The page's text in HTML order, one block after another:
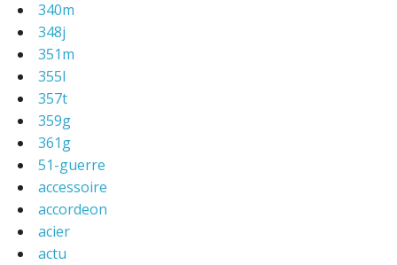
340m
348j
351m
355l
357t
359g
361g
51-guerre
accessoire
accordeon
acier
actu